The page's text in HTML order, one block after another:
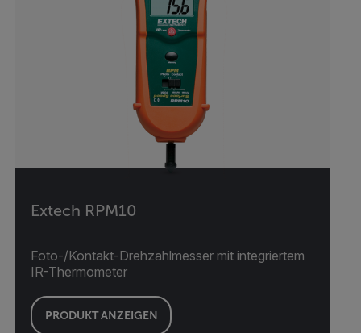
Extech RPM10
Foto-/Kontakt-Drehzahlmesser mit integriertem
IR-Thermometer
PRODUKT ANZEIGEN